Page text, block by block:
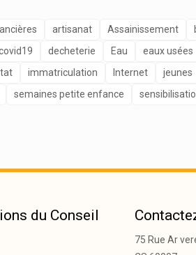
artisanat Assainissement
decheterie Eau eaux usées
immatriculation Internet jeunes
semaines petite enfance
du Conseil
75 Rue Ar